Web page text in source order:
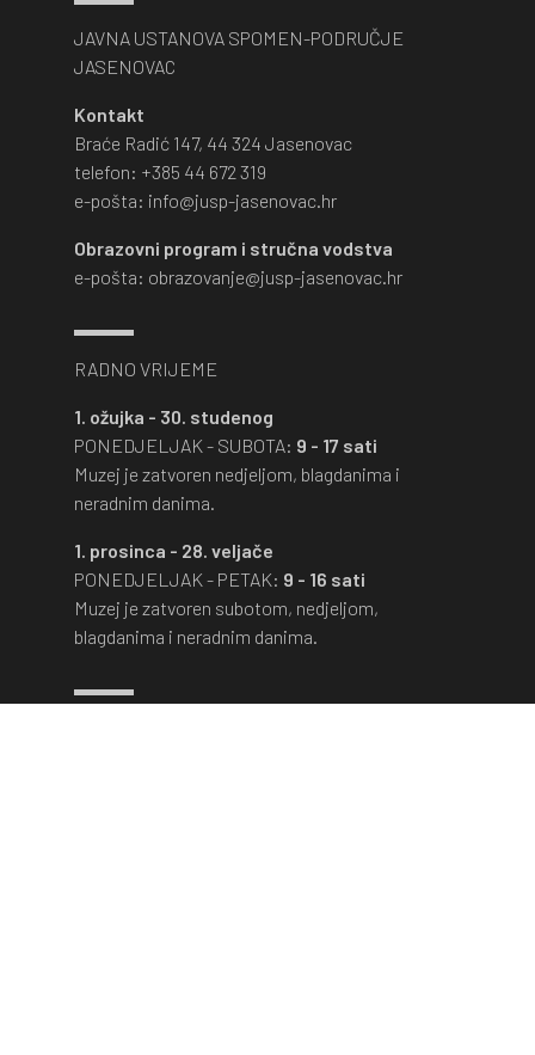
JAVNA USTANOVA SPOMEN-PODRUČJE
JASENOVAC
Kontakt
Braće Radić 147, 44 324 Jasenovac
telefon: +385 44 672 319
e-pošta: info@jusp-jasenovac.hr
Obrazovni program i stručna vodstva
e-pošta: obrazovanje@jusp-jasenovac.hr
RADNO VRIJEME
1. ožujka - 30. studenog
PONEDJELJAK - SUBOTA: 9 - 17 sati
Muzej je zatvoren nedjeljom, blagdanima i
neradnim danima.
1. prosinca - 28. veljače
PONEDJELJAK - PETAK: 9 - 16 sati
Muzej je zatvoren subotom, nedjeljom,
blagdanima i neradnim danima.